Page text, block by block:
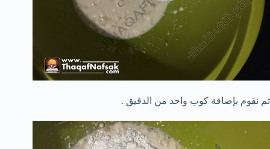
ثم نقوم بإضافة كوب واحد من الدقيق .